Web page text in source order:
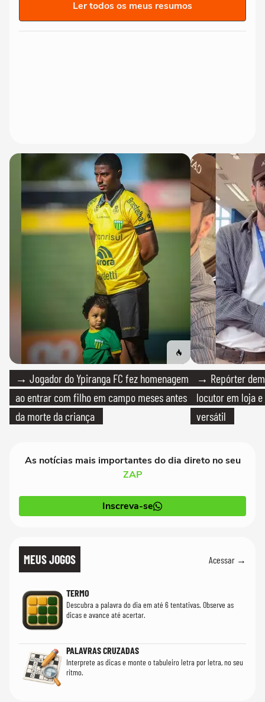
Ler todos os meus resumos
→ Jogador do Ypiranga FC fez homenagem
ao entrar com filho em campo meses antes
da morte da criança
→ Repórter
locutor em loja
versátil
As notícias mais importantes do dia direto no seu
ZAP
Inscreva-se
MEUS JOGOS Acessar →
TERMO
Descubra a palavra do dia em até 6 tentativas. Observe as
dicas e avance até acertar.
PALAVRAS CRUZADAS
Interprete as dicas e monte o tabuleiro letra por letra, no seu
ritmo.